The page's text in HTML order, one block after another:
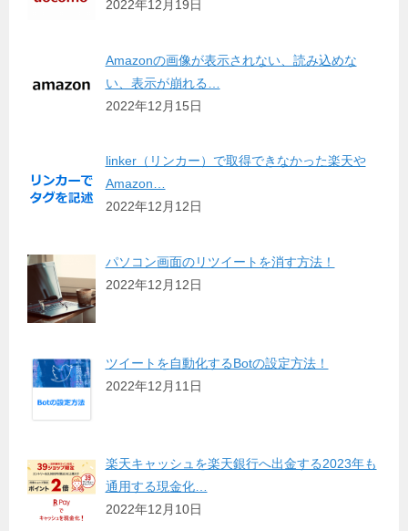
2022年12月19日
Amazonの画像が表示されない、読み込めな
い、表示が崩れる…
2022年12月15日
linker（リンカー）で取得できなかった楽天や
Amazon…
2022年12月12日
パソコン画面のリツイートを消す方法！
2022年12月12日
ツイートを自動化するBotの設定方法！
2022年12月11日
楽天キャッシュを楽天銀行へ出金する2023年も
通用する現金化…
2022年12月10日